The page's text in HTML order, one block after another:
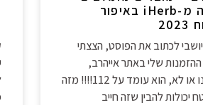
לקניה מ-iHerb באיפור
לכתוב את הפוסט, הצצתי
שלי באתר אייהרב,
ותאמינו או לא, הוא עומד על 112!!!! מזה
יכולות להבין שזה חייב